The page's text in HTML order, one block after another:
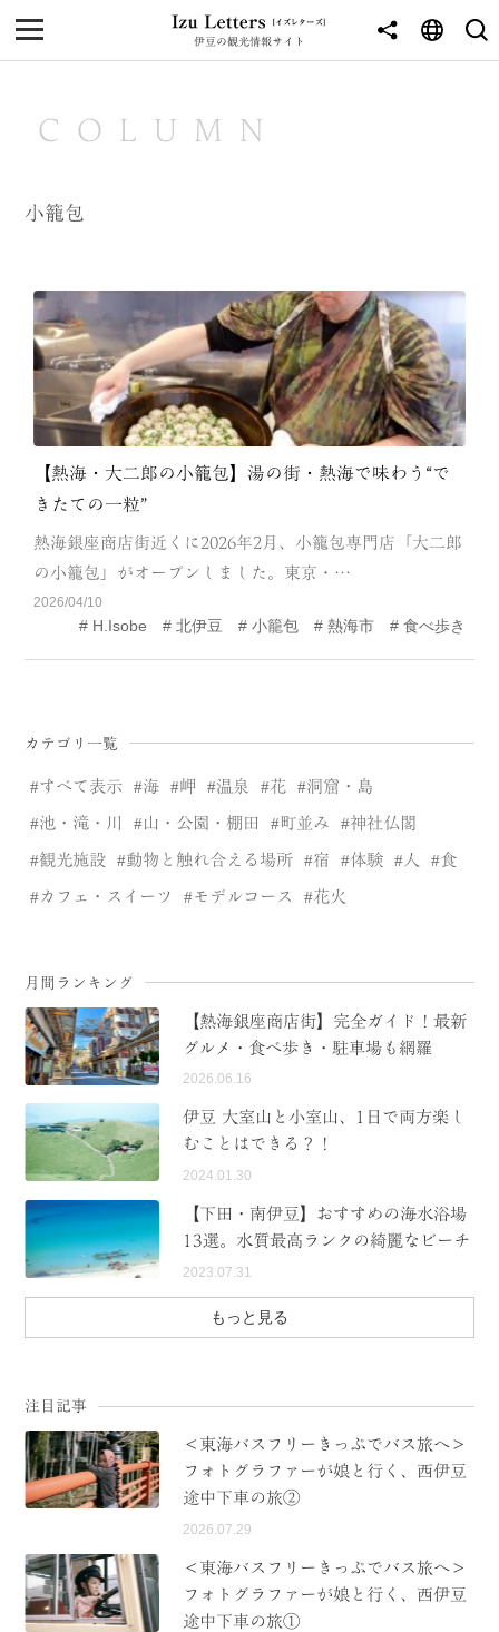
伊豆の観光情報サイト
MENU
NEWS
JOURNEY
西伊豆
南伊豆
北伊豆
中伊豆
CATEGORY
海 岬
花
池・滝・川 山・公園・棚田
神社仏閣 食
人 洞窟・島
ABOUT
MODEL COURSE
EVENT
ACCESS
COLUMN
LINK
COLUMN
小籠包
【熱海・大二郎の小籠包】湯の街・熱海で味わう“で
きたての一粒”
熱海銀座商店街近くに2026年2月、小籠包専門店「大二郎
の小籠包」がオープンしました。東京・…
2026/04/10
H.Isobe 北伊豆 小籠包 熱海市 食べ歩き
カテゴリ一覧
すべて表示 海 岬 温泉 花 洞窟・島
池・滝・川 山・公園・棚田 町並み 神社仏閣
観光施設 動物と触れ合える場所 宿 体験 人 食
カフェ・スイーツ モデルコース 花火
月間ランキング
【熱海銀座商店街】完全ガイド！最新
グルメ・食べ歩き・駐車場も網羅
2026.06.16
伊豆 大室山と小室山、1日で両方楽し
むことはできる？！
2024.01.30
【下田・南伊豆】おすすめの海水浴場
13選。水質最高ランクの綺麗なビーチ
2023.07.31
もっと見る
注目記事
＜東海バスフリーきっぷでバス旅へ＞
フォトグラファーが娘と行く、西伊豆
途中下車の旅②
2026.07.29
＜東海バスフリーきっぷでバス旅へ＞
フォトグラファーが娘と行く、西伊豆
途中下車の旅①